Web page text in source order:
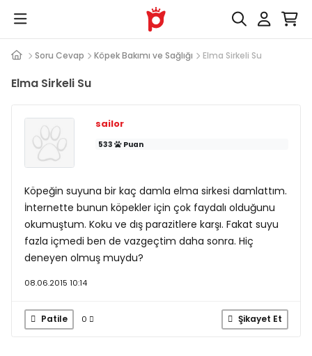
Soru Cevap Köpek Bakımı ve Sağlığı Elma Sirkeli Su
Elma Sirkeli Su
sailor
533 Puan
Köpeğin suyuna bir kaç damla elma sirkesi damlattım.
İnternette bunun köpekler için çok faydalı olduğunu
okumuştum. Koku ve dış parazitlere karşı. Fakat suyu
fazla içmedi ben de vazgeçtim daha sonra. Hiç
deneyen olmuş muydu?
08.06.2015 10:14
Patile 0 Şikayet Et